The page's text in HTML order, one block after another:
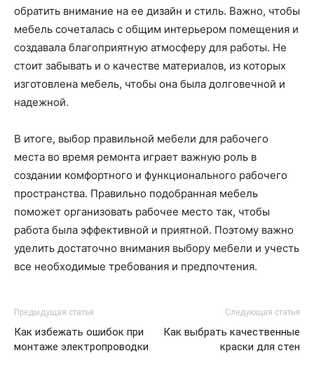
обратить внимание на ее дизайн и стиль. Важно, чтобы
мебель сочеталась с общим интерьером помещения и
создавала благоприятную атмосферу для работы. Не
стоит забывать и о качестве материалов, из которых
изготовлена мебель, чтобы она была долговечной и
надежной.
В итоге, выбор правильной мебели для рабочего
места во время ремонта играет важную роль в
создании комфортного и функционального рабочего
пространства. Правильно подобранная мебель
поможет организовать рабочее место так, чтобы
работа была эффективной и приятной. Поэтому важно
уделить достаточно внимания выбору мебели и учесть
все необходимые требования и предпочтения.
Предыдущая статья
Как избежать ошибок при
монтаже электропроводки
Следующая статья
Как выбрать качественные
краски для стен